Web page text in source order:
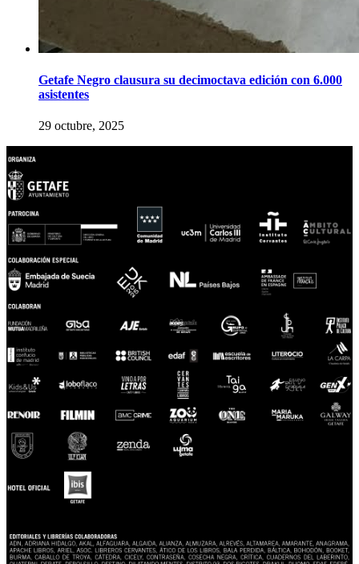
Getafe Negro clausura su decimoctava edición con 6.000
asistentes
29 octubre, 2025